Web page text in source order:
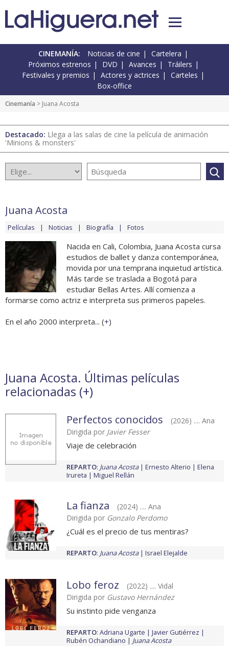
CINEMANÍA: Noticias de cine
Cartelera
Próximos estrenos
DVD Avances
Tráilers
Festivales y premios
Actores y actrices
Carteles
Box-office
Cinemanía > Juana Acosta
Destacado: Llega a las salas de cine la película de animación
'Minions & monsters'
Juana Acosta
Películas Noticias Biografía Fotos
Nacida en Cali, Colombia, Juana Acosta cursa
estudios de ballet y danza contemporánea,
movida por una temprana inquietud artística.
Más tarde se traslada a Bogotá para
estudiar Bellas Artes. Allí comienza a
formarse como actriz e interpreta sus primeros papeles.
En el año 2000 interpreta... (+)
Juana Acosta. Últimas películas
relacionadas (+)
Perfectos conocidos
(2026) .... Ana
Dirigida por Javier Fesser
Viaje de celebración
REPARTO: Juana Acosta Ernesto Alterio
Elena
Irureta
Miguel Rellán
La fianza
(2024) .... Ana
Dirigida por Gonzalo Perdomo
¿Cuál es el precio de tus mentiras?
REPARTO: Juana Acosta Israel Elejalde
Lobo feroz
(2022) .... Vidal
Dirigida por Gustavo Hernández
Su instinto pide venganza
REPARTO: Adriana Ugarte
Javier Gutiérrez
Rubén Ochandiano
Juana Acosta